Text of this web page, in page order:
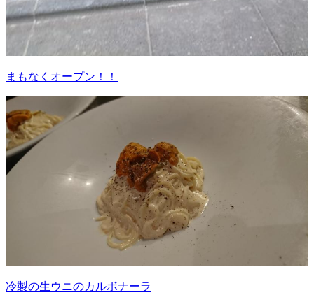
まもなくオープン！！
冷製の生ウニのカルボナーラ